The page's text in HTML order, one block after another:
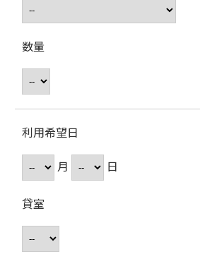
数量
利用希望日
月
日
貸室